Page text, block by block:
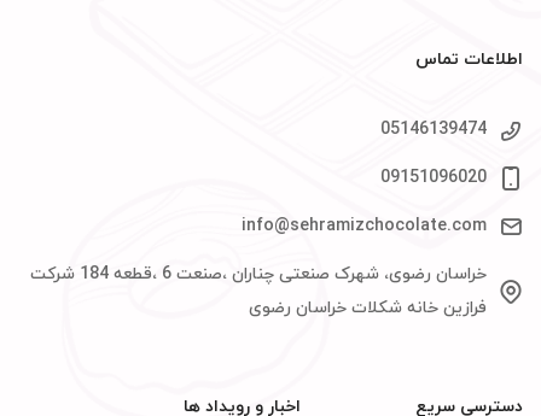
اطلاعات تماس
05146139474
09151096020
info@sehramizchocolate.com
خراسان رضوی، شهرک صنعتی چناران ،صنعت 6 ،قطعه 184 شرکت
فرازین خانه شکلات خراسان رضوی
دسترسی سریع اخبار و رویداد ها